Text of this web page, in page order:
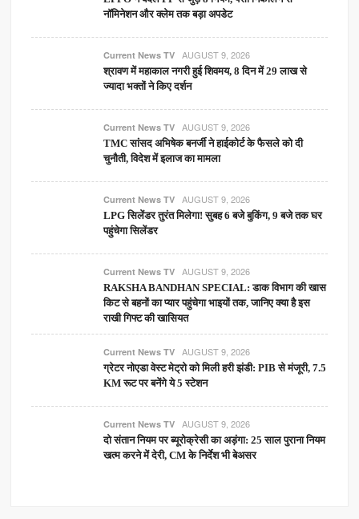
नॉमिनेशन और क्लेम तक बड़ा अपडेट
Current News TV AUGUST 9, 2026
श्रावण में महाकाल नगरी हुई शिवमय, 8 दिन में 29 लाख से
ज्यादा भक्तों ने किए दर्शन
Current News TV AUGUST 9, 2026
TMC सांसद अभिषेक बनर्जी ने हाईकोर्ट के फैसले को दी
चुनौती, विदेश में इलाज का मामला
Current News TV AUGUST 9, 2026
LPG सिलेंडर तुरंत मिलेगा! सुबह 6 बजे बुकिंग, 9 बजे तक घर
पहुंचेगा सिलेंडर
Current News TV AUGUST 9, 2026
RAKSHA BANDHAN SPECIAL: डाक विभाग की खास
किट से बहनों का प्यार पहुंचेगा भाइयों तक, जानिए क्या है इस
राखी गिफ्ट की खासियत
Current News TV AUGUST 9, 2026
ग्रेटर नोएडा वेस्ट मेट्रो को मिली हरी झंडी: PIB से मंजूरी, 7.5
KM रूट पर बनेंगे ये 5 स्टेशन
Current News TV AUGUST 9, 2026
दो संतान नियम पर ब्यूरोक्रेसी का अड़ंगा: 25 साल पुराना नियम
खत्म करने में देरी, CM के निर्देश भी बेअसर